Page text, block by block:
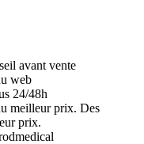
avant vente
web
24/48h
Des
prix.